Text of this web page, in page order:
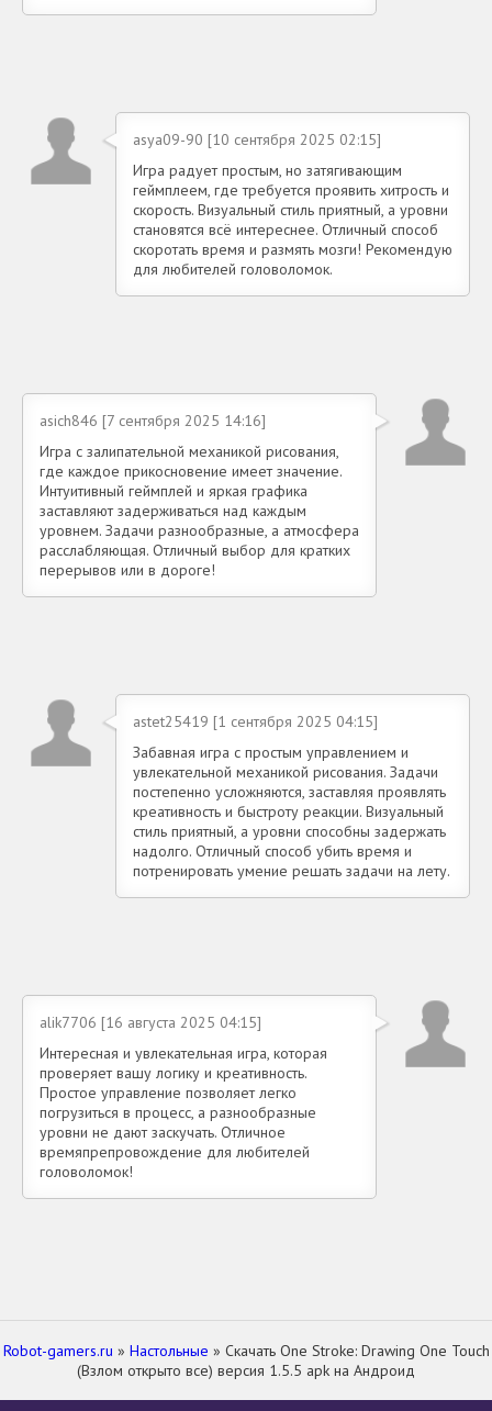
asya09-90 [10 сентября 2025 02:15]
Игра радует простым, но затягивающим
геймплеем, где требуется проявить хитрость и
скорость. Визуальный стиль приятный, а уровни
становятся всё интереснее. Отличный способ
скоротать время и размять мозги! Рекомендую
для любителей головоломок.
asich846 [7 сентября 2025 14:16]
Игра с залипательной механикой рисования,
где каждое прикосновение имеет значение.
Интуитивный геймплей и яркая графика
заставляют задерживаться над каждым
уровнем. Задачи разнообразные, а атмосфера
расслабляющая. Отличный выбор для кратких
перерывов или в дороге!
astet25419 [1 сентября 2025 04:15]
Забавная игра с простым управлением и
увлекательной механикой рисования. Задачи
постепенно усложняются, заставляя проявлять
креативность и быстроту реакции. Визуальный
стиль приятный, а уровни способны задержать
надолго. Отличный способ убить время и
потренировать умение решать задачи на лету.
alik7706 [16 августа 2025 04:15]
Интересная и увлекательная игра, которая
проверяет вашу логику и креативность.
Простое управление позволяет легко
погрузиться в процесс, а разнообразные
уровни не дают заскучать. Отличное
времяпрепровождение для любителей
головоломок!
Robot-gamers.ru » Настольные » Скачать One Stroke: Drawing One Touch
(Взлом открыто все) версия 1.5.5 apk на Андроид